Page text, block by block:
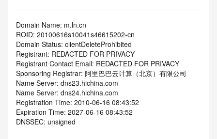
Domain Name: m.ln.cn
ROID: 20100616s10041s46615202-cn
Domain Status: clientDeleteProhibited
Registrant: REDACTED FOR PRIVACY
Registrant Contact Email: REDACTED FOR PRIVACY
Sponsoring Registrar: 阿里巴巴云计算（北京）有限公司
Name Server: dns23.hichina.com
Name Server: dns24.hichina.com
Registration Time: 2010-06-16 08:43:52
Expiration Time: 2027-06-16 08:43:52
DNSSEC: unsigned